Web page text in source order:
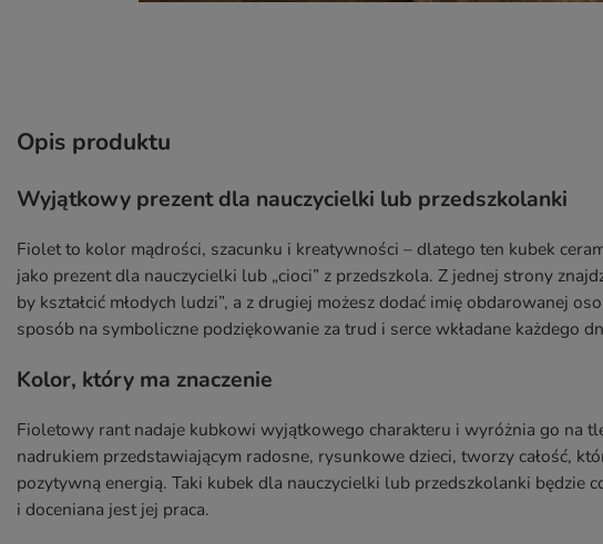
Opis produktu
Wyjątkowy prezent dla nauczycielki lub przedszkolanki
Fiolet to kolor mądrości, szacunku i kreatywności – dlatego ten kubek
jako prezent dla nauczycielki lub „cioci” z przedszkola. Z jednej strony
by kształcić młodych ludzi”, a z drugiej możesz dodać imię obdarowanej
sposób na symboliczne podziękowanie za trud i serce wkładane każdego
Kolor, który ma znaczenie
Fioletowy rant nadaje kubkowi wyjątkowego charakteru i wyróżnia go na
nadrukiem przedstawiającym radosne, rysunkowe dzieci, tworzy całość,
pozytywną energią. Taki kubek dla nauczycielki lub przedszkolanki będzie
i doceniana jest jej praca.